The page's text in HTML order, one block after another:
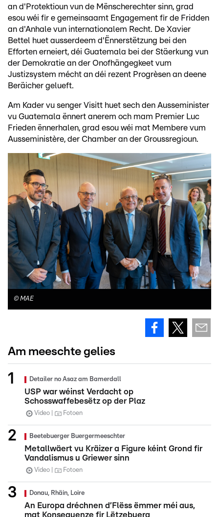
an d'Protektioun vun de Mënscherechter sinn, grad
esou wéi fir e gemeinsaamt Engagement fir de Fridden
an d'Anhale vun internationalem Recht. De Xavier
Bettel huet ausserdeem d'Ënnerstëtzung bei den
Efforten erneiert, déi Guatemala bei der Stäerkung vun
der Demokratie an der Onofhängegkeet vum
Justizsystem mécht an déi rezent Progrèsen an deene
Beräicher gelueft.
Am Kader vu senger Visitt huet sech den Ausseminister
vu Guatemala ënnert anerem och mam Premier Luc
Frieden ënnerhalen, grad esou wéi mat Membere vum
Ausseministère, der Chamber an der Groussregioun.
© MAE
Am meeschte gelies
Detailer no Asaz am Bamerdall
USP war wéinst Verdacht op
Schosswaffebesëtz op der Plaz
Video Fotoen
Beetebuerger Buergermeeschter
Metallwäert vu Kräizer a Figure kéint Grond fir
Vandalismus u Griewer sinn
Video Fotoen
Donau, Rhäin, Loire
An Europa dréchnen d’Flëss ëmmer méi aus,
mat Konsequenze fir Lëtzebuerg